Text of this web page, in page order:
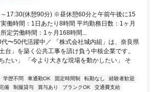
～17:30(休憩90分) ※昼休憩60分と午前午後に15
働時間：1日あたり8時間 平均勤務日数：1ヶ月
定労働時間：1ヶ月168時間...
代〜50代活躍中／ 「株式会社城内組」は、奈良県
台」を築く公共工事を請け負う中核企業です。
たい」 「今より大きな現場を動かしたい」 そ
学歴不問 車通勤OK 固定時間制 転勤なし
経験者歓迎
備 制服貸与 賞与あり ブランクOK
交通費支給